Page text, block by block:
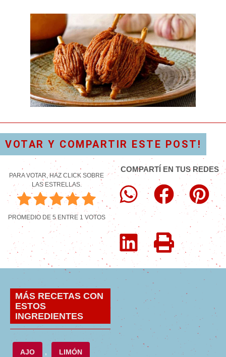
VOTAR Y COMPARTIR ESTE POST!
PARA VOTAR, HAZ CLICK SOBRE
LAS ESTRELLAS.
PROMEDIO DE5ENTRE 1 VOTOS
COMPARTÍ EN TUS REDES
MÁS RECETAS CON
ESTOS
INGREDIENTES
AJO , LIMÓN